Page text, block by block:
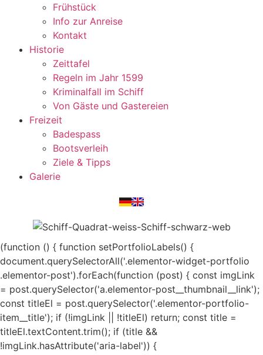
Frühstück
Info zur Anreise
Kontakt
Historie
Zeittafel
Regeln im Jahr 1599
Kriminalfall im Schiff
Von Gäste und Gastereien
Freizeit
Badespass
Bootsverleih
Ziele & Tipps
Galerie
(function () { function setPortfolioLabels() {
document.querySelectorAll('.elementor-widget-portfolio
.elementor-post').forEach(function (post) { const imgLink
= post.querySelector('a.elementor-post__thumbnail__link');
const titleEl = post.querySelector('.elementor-portfolio-
item__title'); if (!imgLink || !titleEl) return; const title =
titleEl.textContent.trim(); if (title &&
!imgLink.hasAttribute('aria-label')) {